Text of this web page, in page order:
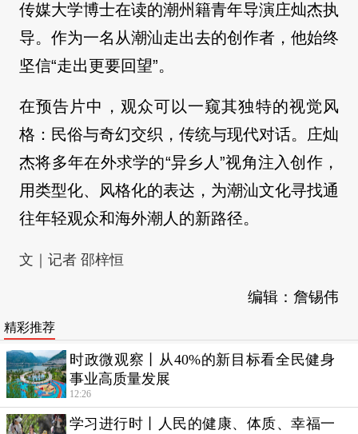
传媒大学博士在读的潮州籍青年导演庄灿杰执
导。作为一名从潮汕走出去的创作者，他始终
坚信“走出更要回望”。
在预告片中，观众可以一窥其独特的视觉风
格：民俗与奇幻交织，传统与现代对话。庄灿
杰将多年在外求学的“异乡人”视角注入创作，
用类型化、风格化的表达，为潮汕文化寻找通
往年轻观众和海外潮人的新路径。
文｜记者 邵梓恒
编辑：詹锡伟
精彩推荐